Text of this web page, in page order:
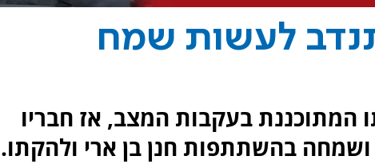
לעשות שמח
המתוכננת בעקבות המצב, אז חבריו
בהשתתפות חנן בן ארי ולהקתו.